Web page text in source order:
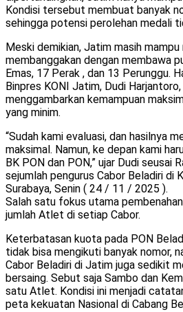
Kondisi tersebut membuat banyak
sehingga potensi perolehan medali
Meski demikian, Jatim masih
membanggakan dengan membawa
Emas, 17 Perak , dan 13 Perunggu.
Binpres KONI Jatim, Dudi
menggambarkan kemampuan
yang minim.
“Sudah kami evaluasi, dan hasilnya
maksimal. Namun, ke depan kami
BK PON dan PON,” ujar Dudi seusai
sejumlah pengurus Cabor Beladiri di
Surabaya, Senin ( 24 / 11 / 2025 ).
Salah satu fokus utama
jumlah Atlet di setiap Cabor.
Keterbatasan kuota pada PON
tidak bisa mengikuti banyak nomor,
Cabor Beladiri di Jatim juga sedikit
bersaing. Sebut saja Sambo dan
satu Atlet. Kondisi ini menjadi
peta kekuatan Nasional di Cabang